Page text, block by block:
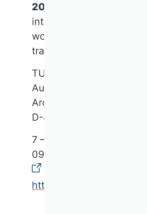
2027
intellectual agenda for
world's most pressing AI-
transformations.
TUM School of
Audimax
Arcisstraße 21
D-80333 Munich
7 – 8 October 2026
09:00 – 22:00 CEST
https://